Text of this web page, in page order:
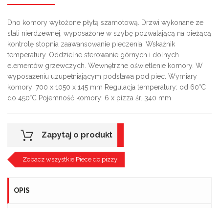
Dno komory wyłożone płytą szamotową. Drzwi wykonane ze
stali nierdzewnej, wyposażone w szybę pozwalającą na bieżącą
kontrolę stopnia zaawansowanie pieczenia. Wskaźnik
temperatury. Oddzielne sterowanie górnych i dolnych
elementów grzewczych. Wewnętrzne oświetlenie komory. W
wyposażeniu uzupełniającym podstawa pod piec. Wymiary
komory: 700 x 1050 x 145 mm Regulacja temperatury: od 60°C
do 450°C Pojemność komory: 6 x pizza śr. 340 mm
Zapytaj o produkt
Zobacz wszystkie Piece do pizzy
OPIS